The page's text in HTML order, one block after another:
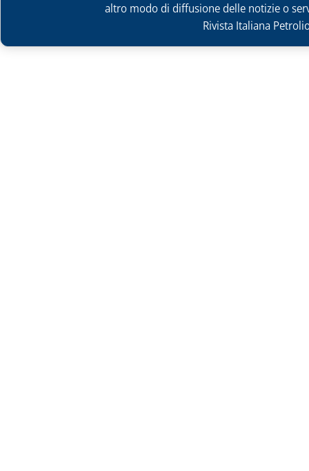
altro modo di diffusione delle notizie o
Rivista Italiana